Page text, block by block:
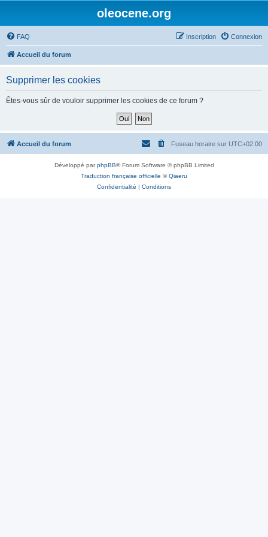
oleocene.org
FAQ Connexion
Inscription
Accueil du forum
Supprimer les cookies
Êtes-vous sûr de vouloir supprimer les cookies de ce forum ?
Accueil du forum Fuseau horaire sur UTC+02:00
Développé parphpBB® Forum Software © phpBB Limited
Traduction française officielle ©Qiaeru
Confidentialité | Conditions